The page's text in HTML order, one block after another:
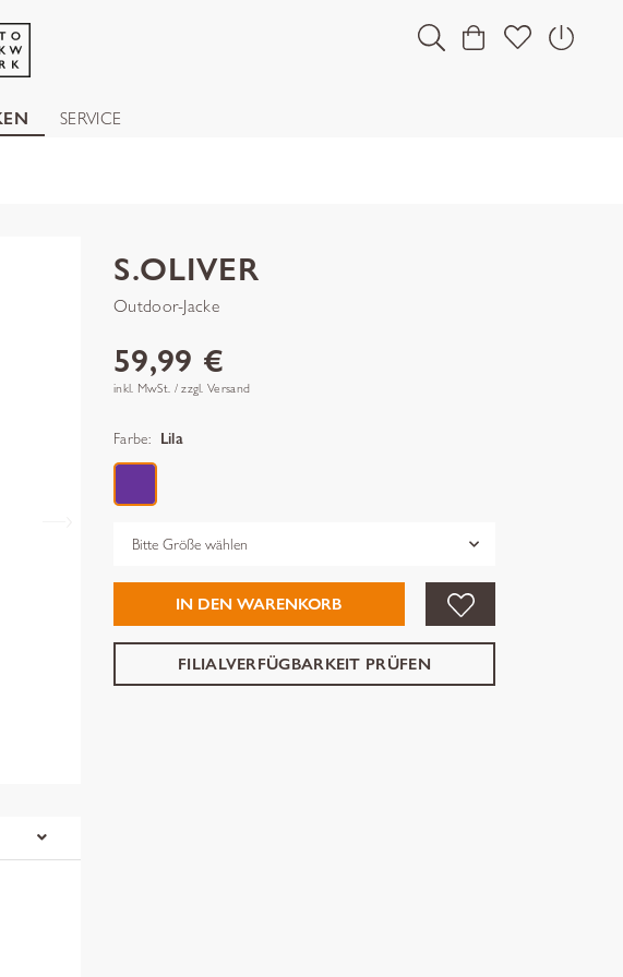
SERVICE
S.OLIVER
Outdoor-Jacke
59,99 €
inkl. MwSt. / zzgl. Versand
Farbe: Lila
Grösse
IN DEN WARENKORB
FILIALVERFÜGBARKEIT PRÜFEN